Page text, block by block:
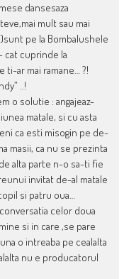
dansesaza
mult sau mai
pe la Bombalushele
cat cuprinde la
ti-ar mai ramane… ?!
..!
o solutie : angajeaz-
matale, si cu asta
ca esti misogin pe de-
masii, ca nu se prezinta
alta parte n-o sa-ti fie
invitat de-al matale
si patru oua…
celor doua
si in care ,se pare
o intreaba pe cealalta
nu e producatorul